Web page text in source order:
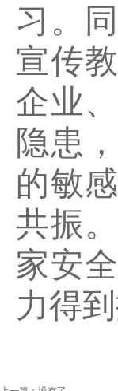
习。
宣传
企业
隐患
的敏
共振
家安
力得到